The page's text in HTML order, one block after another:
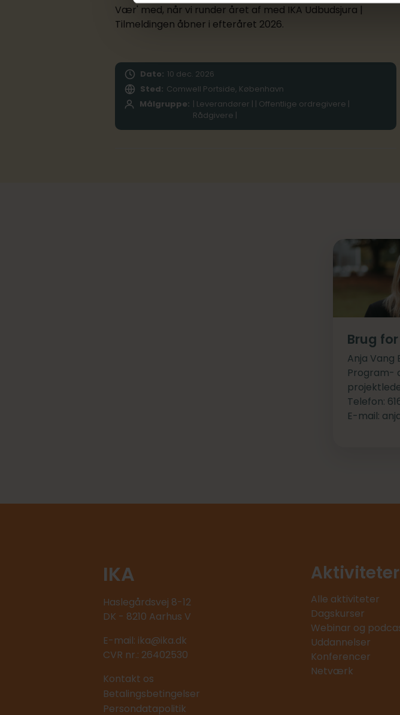
Vær' med, når vi runder året af med IKA Udbudsjura |
Tilmeldingen åbner i efteråret 2026.
Dato: 10 dec. 2026
Sted: Comwell Portside, København
Målgruppe: | Leverandører | | Offentlige ordregivere |
Rådgivere |
Brug
Anja Vang
Program-
Telefon:
E-mail:
IKA
Haslegårdsvej 8-12
DK - 8210 Aarhus V
E-mail: ika@ika.dk
CVR nr.: 26402530
Kontakt os
Betalingsbetingelser
Persondatapolitik
Aktiviteter
Alle aktiviteter
Dagskurser
Webinar og
Uddannelser
Konferencer
Netværk